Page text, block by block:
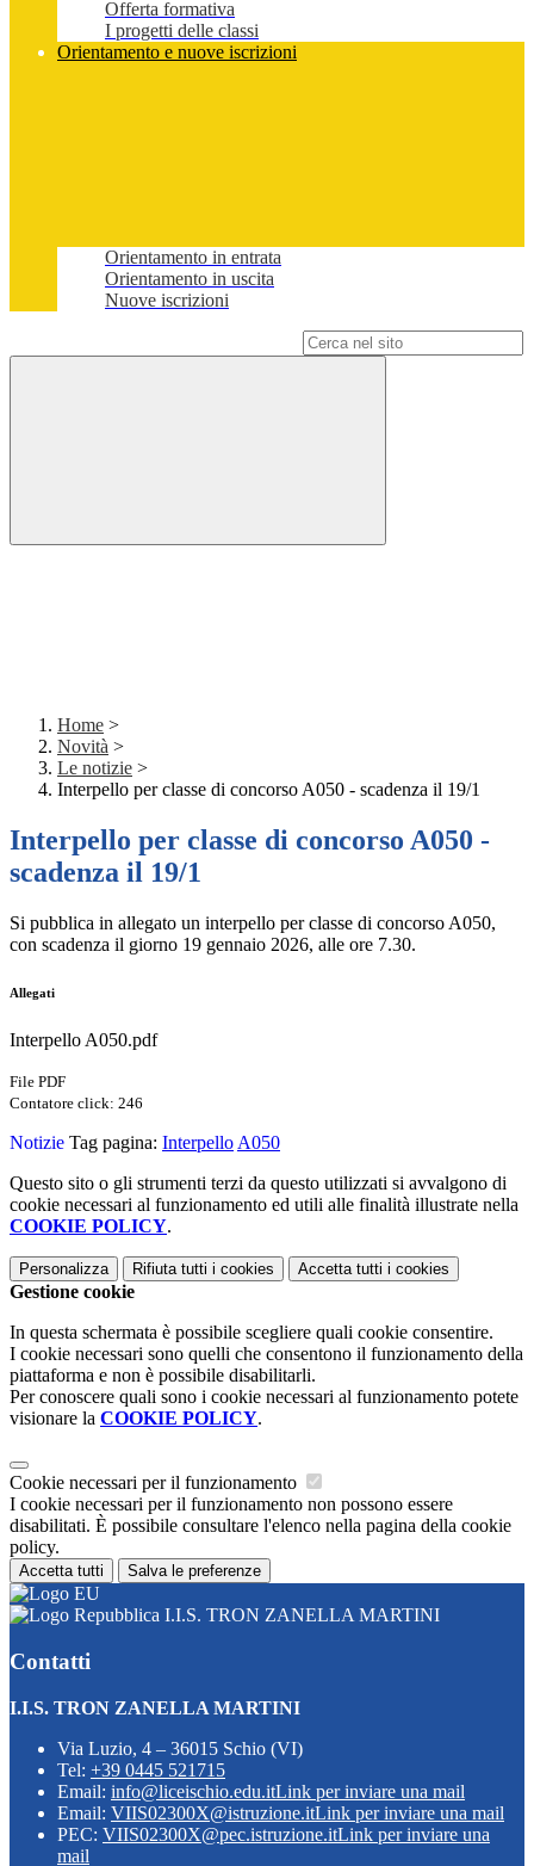
Offerta formativa
I progetti delle classi
Orientamento e nuove iscrizioni
Orientamento in entrata
Orientamento in uscita
Nuove iscrizioni
Home >
Novità >
Le notizie >
Interpello per classe di concorso A050 - scadenza il 19/1
Interpello per classe di concorso A050 -
scadenza il 19/1
Si pubblica in allegato un interpello per classe di concorso A050,
con scadenza il giorno 19 gennaio 2026, alle ore 7.30.
Allegati
Interpello A050.pdf
File PDF
Contatore click: 246
Notizie Tag pagina: Interpello A050
Questo sito o gli strumenti terzi da questo utilizzati si avvalgono di
cookie necessari al funzionamento ed utili alle finalità illustrate nella
COOKIE POLICY.
Personalizza Rifiuta tutti i cookies Accetta tutti i cookies
Gestione cookie
In questa schermata è possibile scegliere quali cookie consentire.
I cookie necessari sono quelli che consentono il funzionamento della
piattaforma e non è possibile disabilitarli.
Per conoscere quali sono i cookie necessari al funzionamento potete
visionare la COOKIE POLICY.
Cookie necessari per il funzionamento
I cookie necessari per il funzionamento non possono essere
disabilitati. È possibile consultare l'elenco nella pagina della cookie
policy.
Accetta tutti Salva le preferenze
I.I.S. TRON ZANELLA MARTINI
Contatti
I.I.S. TRON ZANELLA MARTINI
Via Luzio, 4 – 36015 Schio (VI)
Tel: +39 0445 521715
Email: info@liceischio.edu.itLink per inviare una mail
Email: VIIS02300X@istruzione.itLink per inviare una mail
PEC: VIIS02300X@pec.istruzione.itLink per inviare una
mail